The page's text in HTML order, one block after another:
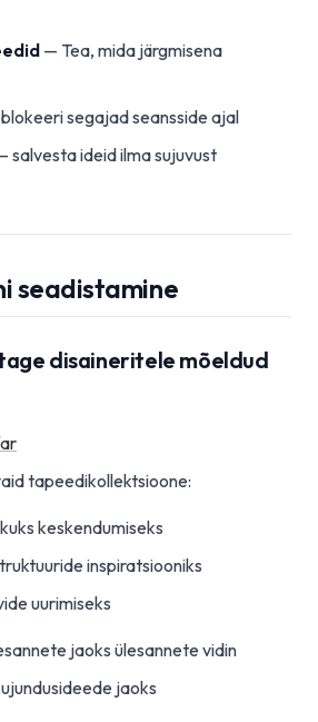
— Tea, mida järgmisena
segajad seansside ajal
– salvesta ideid ilma sujuvust
seadistamine
disaineritele mõeldud
tapeedikollektsioone:
keskendumiseks
inspiratsiooniks
uurimiseks
jaoks ülesannete vidin
jaoks